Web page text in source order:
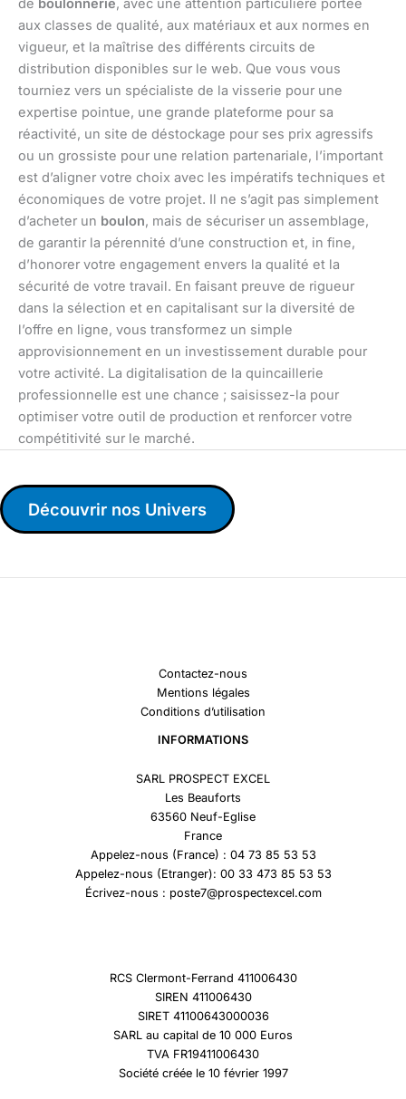
de boulonnerie, avec une attention particulière portée
aux classes de qualité, aux matériaux et aux normes en
vigueur, et la maîtrise des différents circuits de
distribution disponibles sur le web. Que vous vous
tourniez vers un spécialiste de la visserie pour une
expertise pointue, une grande plateforme pour sa
réactivité, un site de déstockage pour ses prix agressifs
ou un grossiste pour une relation partenariale, l’important
est d’aligner votre choix avec les impératifs techniques et
économiques de votre projet. Il ne s’agit pas simplement
d’acheter un boulon, mais de sécuriser un assemblage,
de garantir la pérennité d’une construction et, in fine,
d’honorer votre engagement envers la qualité et la
sécurité de votre travail. En faisant preuve de rigueur
dans la sélection et en capitalisant sur la diversité de
l’offre en ligne, vous transformez un simple
approvisionnement en un investissement durable pour
votre activité. La digitalisation de la quincaillerie
professionnelle est une chance ; saisissez-la pour
optimiser votre outil de production et renforcer votre
compétitivité sur le marché.
Découvrir nos Univers
Contactez-nous
Mentions légales
Conditions d’utilisation
INFORMATIONS
SARL PROSPECT EXCEL
Les Beauforts
63560 Neuf-Eglise
France
Appelez-nous (France) : 04 73 85 53 53
Appelez-nous (Etranger): 00 33 473 85 53 53
Écrivez-nous : poste7@prospectexcel.com
RCS Clermont-Ferrand 411006430
SIREN 411006430
SIRET 41100643000036
SARL au capital de 10 000 Euros
TVA FR19411006430
Société créée le 10 février 1997